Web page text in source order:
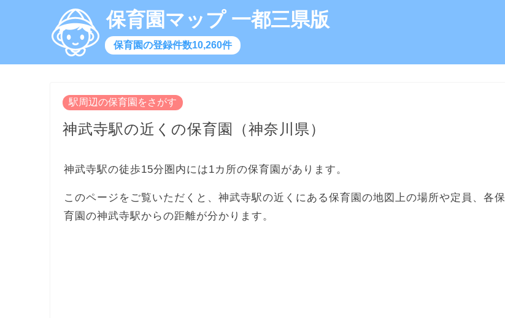
保育園マップ 一都三県版
保育園の登録件数10,260件
駅周辺の保育園をさがす
神武寺駅の近くの保育園（神奈川県）
神武寺駅の徒歩15分圏内には1カ所の保育園があります。
このページをご覧いただくと、神武寺駅の近くにある保育園の地図上の場所や定員、各保
育園の神武寺駅からの距離が分かります。